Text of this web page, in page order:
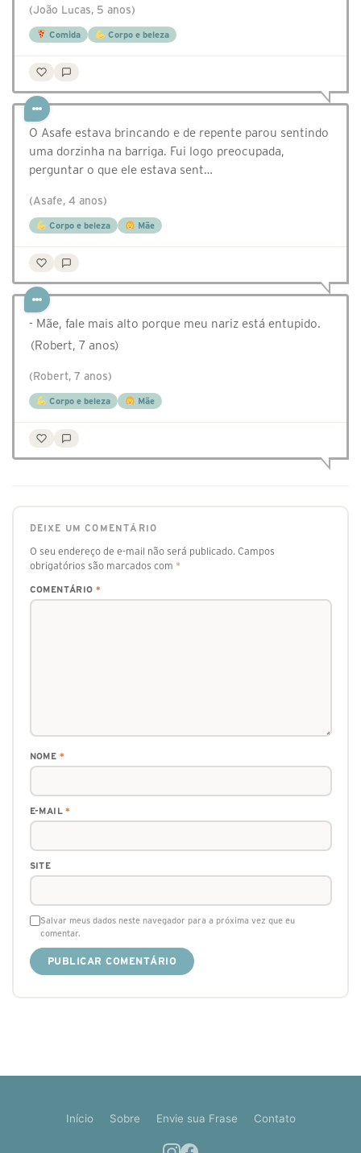
(João Lucas, 5 anos)
Comida Corpo e beleza
O Asafe estava brincando e de repente parou sentindo
uma dorzinha na barriga. Fui logo preocupada,
perguntar o que ele estava sent…
(Asafe, 4 anos)
Corpo e beleza Mãe
- Mãe, fale mais alto porque meu nariz está entupido.
(Robert, 7 anos)
(Robert, 7 anos)
Corpo e beleza Mãe
DEIXE UM COMENTÁRIO
O seu endereço de e-mail não será publicado. Campos
obrigatórios são marcados com *
COMENTÁRIO *
NOME *
E-MAIL*
SITE
Salvar meus dados neste navegador para a próxima vez que eu
comentar.
Início Sobre Envie sua Frase Contato